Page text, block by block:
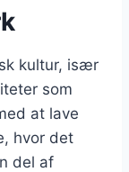
kultur, især
som
at lave
hvor det
del af